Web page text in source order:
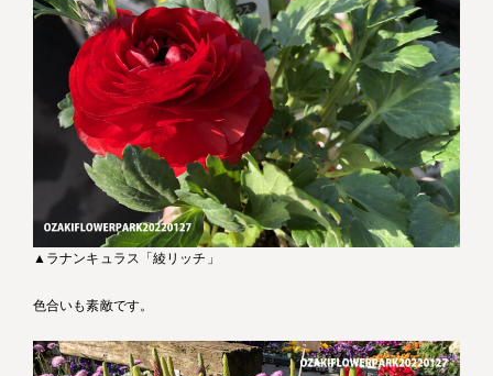
▲ラナンキュラス「綾リッチ」
色合いも素敵です。